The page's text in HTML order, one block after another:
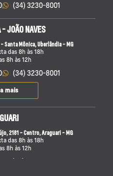
(34) 3230-8001
JOÃO NAVES
Santa Mônica, Uberlândia - MG
das 8h às 18h
8h às 12h
(34) 3230-8001
mais
2181 - Centro, Araguari - MG
das 8h às 18h
8h às 12h
(34) 3230-8001